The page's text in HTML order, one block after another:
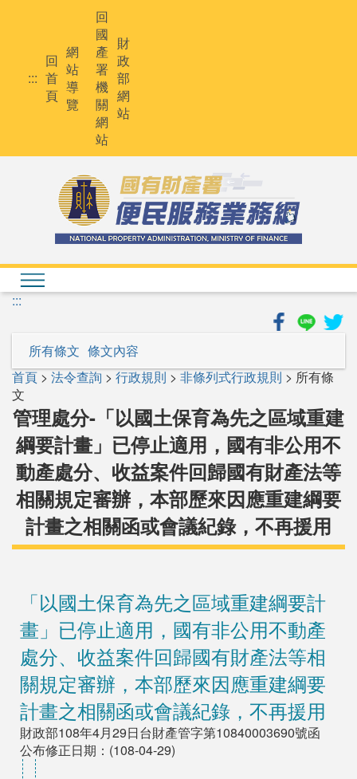
:::
回
首
頁
網
站
導
覽
回
國
產
署
機
關
網
站
財
政
部
網
站
:::
所有條文 條文內容
首頁 > 法令查詢 > 行政規則 > 非條列式行政規則 > 所有條
文
管理處分-「以國土保育為先之區域重建
綱要計畫」已停止適用，國有非公用不
動產處分、收益案件回歸國有財產法等
相關規定審辦，本部歷來因應重建綱要
計畫之相關函或會議紀錄，不再援用
「以國土保育為先之區域重建綱要計
畫」已停止適用，國有非公用不動產
處分、收益案件回歸國有財產法等相
關規定審辦，本部歷來因應重建綱要
計畫之相關函或會議紀錄，不再援用
財政部108年4月29日台財產管字第10840003690號函
公布修正日期：(108-04-29)